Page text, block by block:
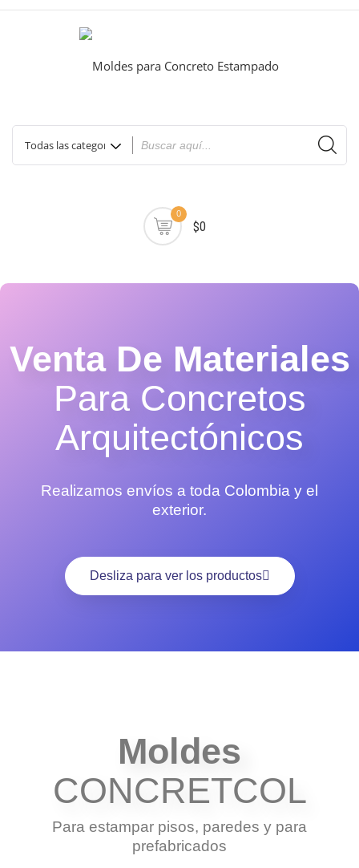
0
$0
Venta De Materiales
Para Concretos
Arquitectónicos
Realizamos envíos a toda Colombia y el
exterior.
Desliza para ver los productos
Moldes
CONCRETCOL
Para estampar pisos, paredes y para
prefabricados